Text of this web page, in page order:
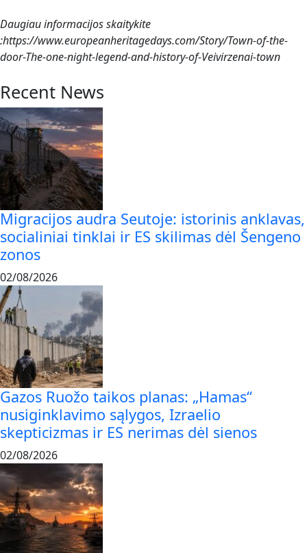
Daugiau informacijos skaitykite
:https://www.europeanheritagedays.com/Story/Town-of-the-
door-The-one-night-legend-and-history-of-Veivirzenai-town
Recent News
Migracijos audra Seutoje: istorinis anklavas,
socialiniai tinklai ir ES skilimas dėl Šengeno
zonos
02/08/2026
Gazos Ruožo taikos planas: „Hamas“
nusiginklavimo sąlygos, Izraelio
skepticizmas ir ES nerimas dėl sienos
02/08/2026